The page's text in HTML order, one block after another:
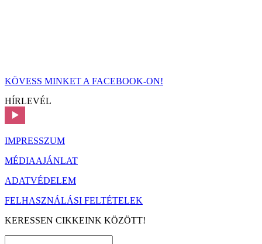
KÖVESS MINKET A FACEBOOK-ON!
HÍRLEVÉL
IMPRESSZUM
MÉDIAAJÁNLAT
ADATVÉDELEM
FELHASZNÁLÁSI FELTÉTELEK
KERESSEN CIKKEINK KÖZÖTT!